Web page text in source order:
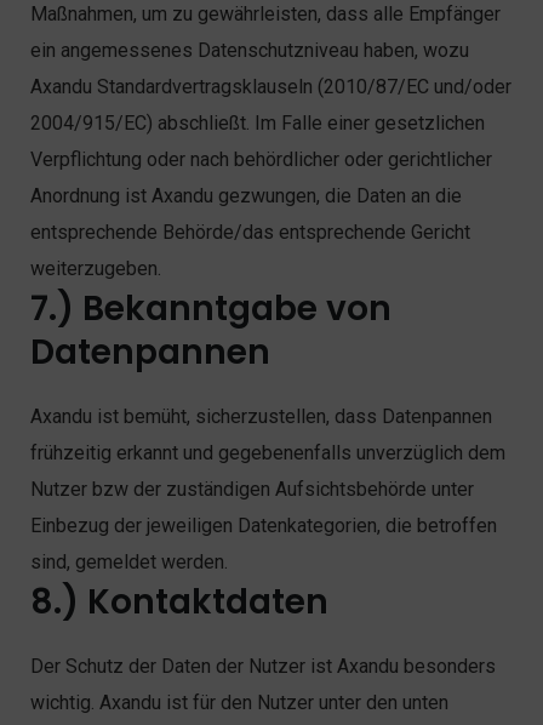
Maßnahmen, um zu gewährleisten, dass alle Empfänger
ein angemessenes Datenschutzniveau haben, wozu
Axandu Standardvertragsklauseln (2010/87/EC und/oder
2004/915/EC) abschließt. Im Falle einer gesetzlichen
Verpflichtung oder nach behördlicher oder gerichtlicher
Anordnung ist Axandu gezwungen, die Daten an die
entsprechende Behörde/das entsprechende Gericht
weiterzugeben.
7.) Bekanntgabe von
Datenpannen
Axandu ist bemüht, sicherzustellen, dass Datenpannen
frühzeitig erkannt und gegebenenfalls unverzüglich dem
Nutzer bzw der zuständigen Aufsichtsbehörde unter
Einbezug der jeweiligen Datenkategorien, die betroffen
sind, gemeldet werden.
8.) Kontaktdaten
Der Schutz der Daten der Nutzer ist Axandu besonders
wichtig. Axandu ist für den Nutzer unter den unten